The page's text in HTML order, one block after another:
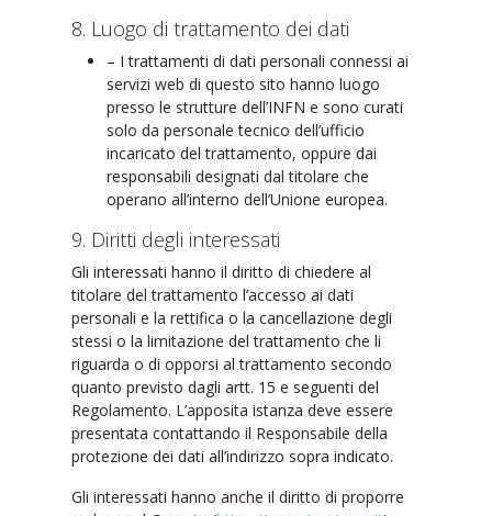
8. Luogo di trattamento dei dati
– I trattamenti di dati personali connessi ai
servizi web di questo sito hanno luogo
presso le strutture dell’INFN e sono curati
solo da personale tecnico dell’ufficio
incaricato del trattamento, oppure dai
responsabili designati dal titolare che
operano all’interno dell’Unione europea.
9. Diritti degli interessati
Gli interessati hanno il diritto di chiedere al
titolare del trattamento l’accesso ai dati
personali e la rettifica o la cancellazione degli
stessi o la limitazione del trattamento che li
riguarda o di opporsi al trattamento secondo
quanto previsto dagli artt. 15 e seguenti del
Regolamento. L’apposita istanza deve essere
presentata contattando il Responsabile della
protezione dei dati all’indirizzo sopra indicato.
Gli interessati hanno anche il diritto di proporre